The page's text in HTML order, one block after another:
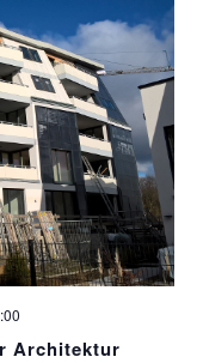
Architektur